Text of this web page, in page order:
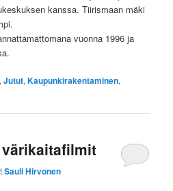
kanssa. Tiirismaan mäki
vuonna 1996 ja
,Jutut,Kaupunkirakentaminen,
Sauli Hirvonen